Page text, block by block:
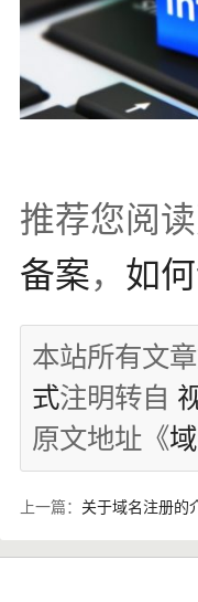
推荐您阅
备案， 如
本站所有文章
式注明转自
原文地址《
上一篇： 关于域名注册的